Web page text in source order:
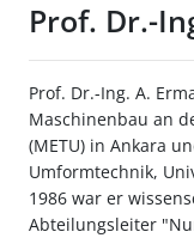
Prof. Dr.-
Prof. Dr.-Ing. A.
Maschinenbau an
(METU) in Ankara
Umformtechnik,
1986 war er
Abteilungsleiter